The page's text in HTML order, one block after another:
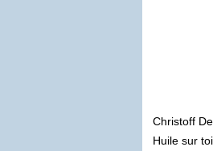
Christoff
Huile sur